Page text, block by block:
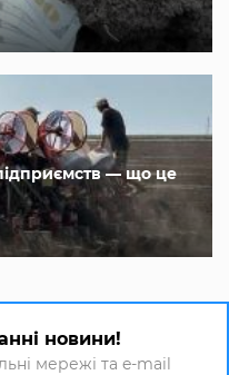
підприємств — що це
новини!
мережі та e-mail